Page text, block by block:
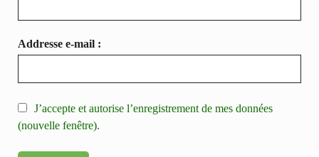
Addresse e-mail :
J’accepte et autorise l’enregistrement de mes données
(nouvelle fenêtre).